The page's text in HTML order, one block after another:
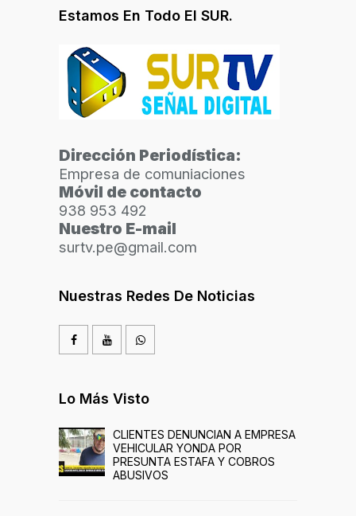
Estamos En Todo El SUR.
Dirección Periodística:
Empresa de comuniaciones
Móvil de contacto
938 953 492
Nuestro E-mail
surtv.pe@gmail.com
Nuestras Redes De Noticias
Lo Más Visto
CLIENTES DENUNCIAN A EMPRESA
VEHICULAR YONDA POR
PRESUNTA ESTAFA Y COBROS
ABUSIVOS